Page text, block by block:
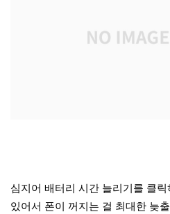
심지어 배터리 시간 늘리기를 클
있어서 폰이 꺼지는 걸 최대한 늦